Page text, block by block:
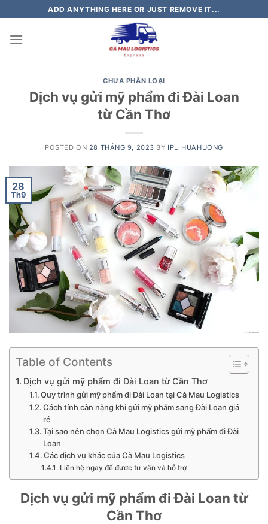
to
content
ADD ANYTHING HERE OR JUST REMOVE IT...
CHƯA PHÂN LOẠI
Dịch vụ gửi mỹ phẩm đi Đài Loan
từ Cần Thơ
POSTED ON 28 THÁNG 9, 2023 BY IPL_HUAHUONG
28
Th9
Table of Contents
Dịch vụ gửi mỹ phẩm đi Đài Loan từ Cần Thơ
Quy trình gửi mỹ phẩm đi Đài Loan tại Cà Mau Logistics
Cách tính cân nặng khi gửi mỹ phẩm sang Đài Loan giá
rẻ
Tại sao nên chọn Cà Mau Logistics gửi mỹ phẩm đi Đài
Loan
Các dịch vụ khác của Cà Mau Logistics
Liên hệ ngay để được tư vấn và hỗ trợ
Dịch vụ gửi mỹ phẩm đi Đài Loan từ
Cần Thơ